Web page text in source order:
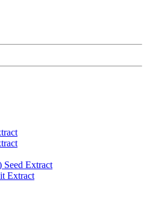
Seed Extract
Extract